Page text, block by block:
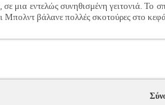
μια εντελώς συνηθισμένη γειτονιά.
βάλανε πολλές σκοτούρες στο